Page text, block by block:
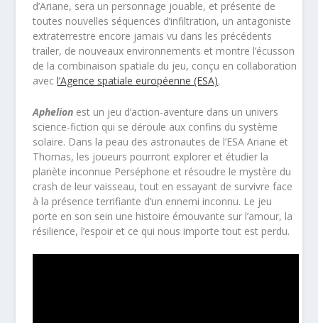
d’Ariane, sera un personnage jouable, et présente de
toutes nouvelles séquences d’infiltration, un antagoniste
extraterrestre encore jamais vu dans les précédents
trailer, de nouveaux environnements et montre l’écusson
de la combinaison spatiale du jeu, conçu en collaboration
avecl’Agence spatiale européenne (ESA).
Aphelion est un jeu d’action-aventure dans un univers
science-fiction qui se déroule aux confins du système
solaire. Dans la peau des astronautes de l’ESA Ariane et
Thomas, les joueurs pourront explorer et étudier la
planète inconnue Perséphone et résoudre le mystère du
crash de leur vaisseau, tout en essayant de survivre face
à la présence terrifiante d’un ennemi inconnu. Le jeu
porte en son sein une histoire émouvante sur l’amour, la
résilience, l’espoir et ce qui nous importe tout est perdu.